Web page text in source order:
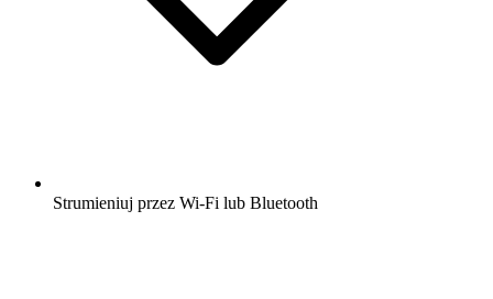
Strumieniuj przez Wi-Fi lub Bluetooth